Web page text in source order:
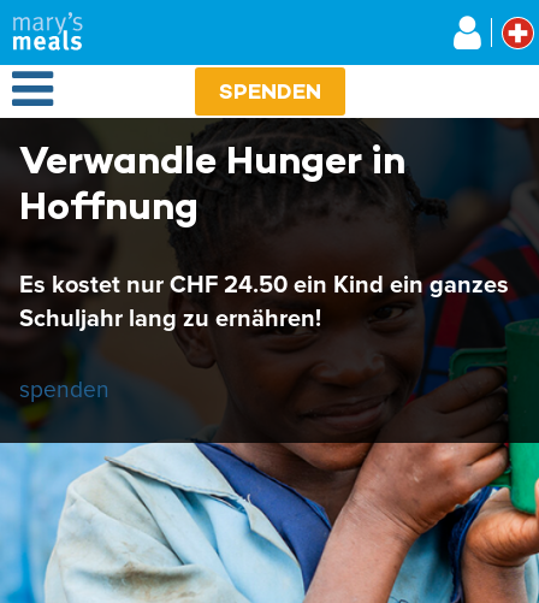
Direkt
zum
Inhalt
Open Menu SPENDEN
Verwandle Hunger in
Hoffnung
Es kostet nur CHF 24.50 ein Kind ein ganzes
Schuljahr lang zu ernähren!
spenden